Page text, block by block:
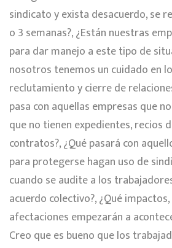
sindicato y exista desacuerdo, se
o 3 semanas?, ¿Están nuestras
para dar manejo a este tipo de
nosotros tenemos un cuidado en
reclutamiento y cierre de
pasa con aquellas empresas que
que no tienen expedientes, recios
contratos?, ¿Qué pasará con
para protegerse hagan uso de
cuando se audite a los
acuerdo colectivo?, ¿Qué
afectaciones empezarán a
Creo que es bueno que los